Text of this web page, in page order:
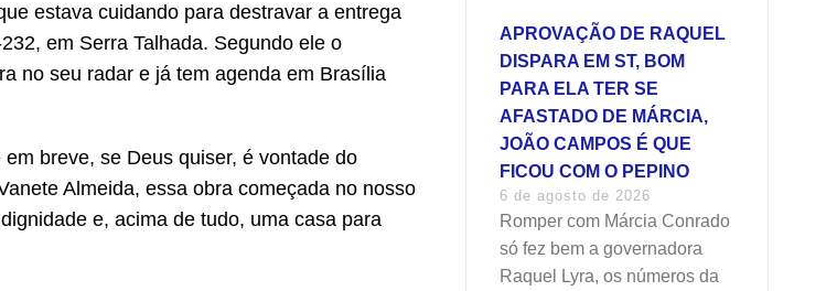
estava cuidando para destravar a entrega
em Serra Talhada. Segundo ele o
no seu radar e já tem agenda em Brasília
breve, se Deus quiser, é vontade do
Almeida, essa obra começada no nosso
e, acima de tudo, uma casa para
APROVAÇÃO DE RAQUEL
DISPARA EM ST, BOM
PARA ELA TER SE
AFASTADO DE MÁRCIA,
JOÃO CAMPOS É QUE
FICOU COM O PEPINO
6 de agosto de 2026
Romper com Márcia Conrado
só fez bem a governadora
Raquel Lyra, os números da